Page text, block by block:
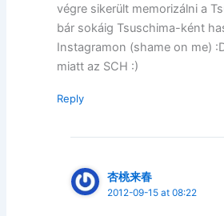
végre sikerült memorizálni a
bár sokáig Tsuschima-ként
Instagramon (shame on me)
miatt az SCH :)
Reply
杏桃来春
2012-09-15 at 08:22